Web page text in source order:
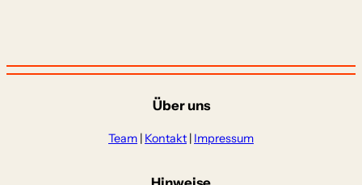
Über uns
Team | Kontakt | Impressum